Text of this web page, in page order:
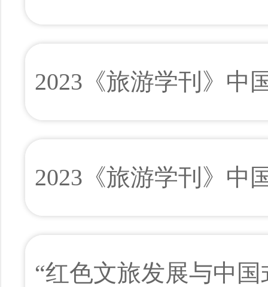
2023《旅游学刊》中
2023《旅游学刊》中
“红色文旅发展与中